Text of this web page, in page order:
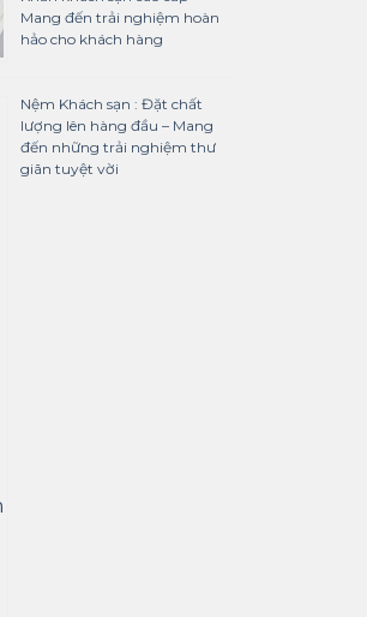
Mang đến trải nghiệm hoàn
hảo cho khách hàng
Nệm Khách sạn : Đặt chất
lượng lên hàng đầu – Mang
đến những trải nghiệm thư
giãn tuyệt vời